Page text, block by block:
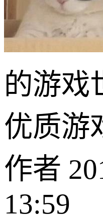
的游戏
优质游
作者
13:59